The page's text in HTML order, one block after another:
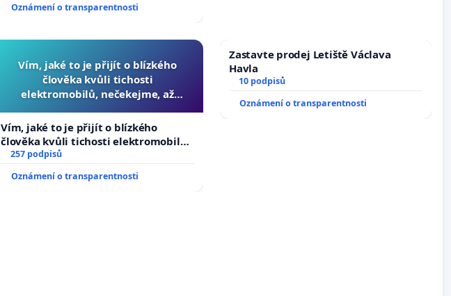
opakovat!
Oznámení o transparentnosti
Vím, jaké to je přijít o blízkého
člověka kvůli tichosti
elektromobilů, nečekejme, až
auta!
Vím, jaké to je přijít o blízkého
člověka kvůli tichosti elektromobilů,
nečekejme, až přibydou další,
257 podpisů
Oznámení o transparentnosti
Zastavte prodej Letiště Václava
Havla
10 podpisů
Oznámení o transparentnosti